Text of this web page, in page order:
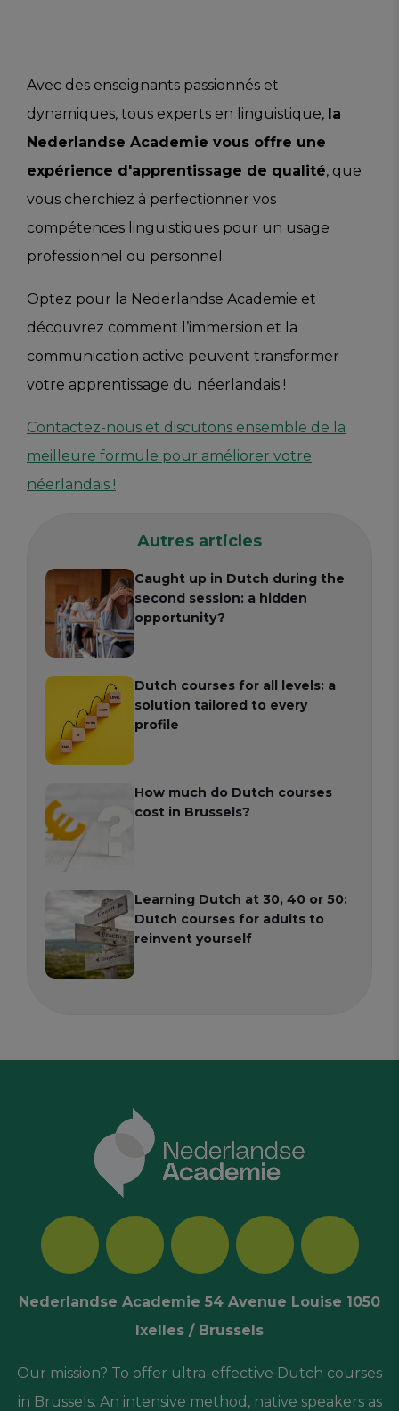
Avec des enseignants passionnés et
dynamiques, tous experts en linguistique, la
Nederlandse Academie vous offre une
expérience d'apprentissage de qualité, que
vous cherchiez à perfectionner vos
compétences linguistiques pour un usage
professionnel ou personnel.
Optez pour la Nederlandse Academie et
découvrez comment l’immersion et la
communication active peuvent transformer
votre apprentissage du néerlandais !
Contactez-nous et discutons ensemble de la
meilleure formule pour améliorer votre
néerlandais !
Autres articles
Caught up in Dutch during the
second session: a hidden
opportunity?
Dutch courses for all levels: a
solution tailored to every
profile
How much do Dutch courses
cost in Brussels?
Learning Dutch at 30, 40 or 50:
Dutch courses for adults to
reinvent yourself
Nederlandse Academie 54 Avenue Louise 1050
Ixelles / Brussels
Our mission? To offer ultra-effective Dutch courses
in Brussels. An intensive method, native speakers as